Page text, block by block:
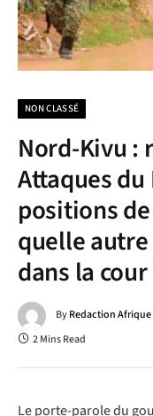
NON CLASSÉ
Nord-Kivu :
Attaques
positions
quelle autre
dans la cour
ByRedaction Afrique
2 Mins Read
Le porte-parole du